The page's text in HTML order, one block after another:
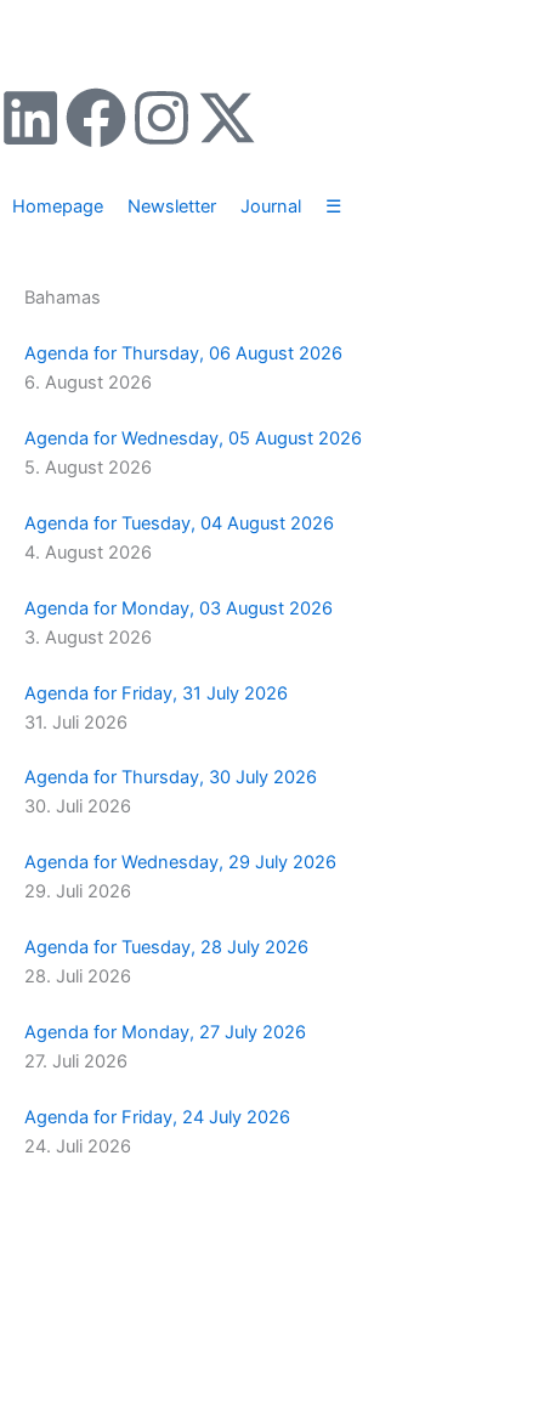
L
n
k
e
d
i
n
F
c
e
b
o
o
k
I
s
a
g
a
m
X
t
i
t
e
r
Homepage Newsletter Journal ☰
Bahamas
Agenda for Thursday, 06 August 2026
6. August 2026
Agenda for Wednesday, 05 August 2026
5. August 2026
Agenda for Tuesday, 04 August 2026
4. August 2026
Agenda for Monday, 03 August 2026
3. August 2026
Agenda for Friday, 31 July 2026
31. Juli 2026
Agenda for Thursday, 30 July 2026
30. Juli 2026
Agenda for Wednesday, 29 July 2026
29. Juli 2026
Agenda for Tuesday, 28 July 2026
28. Juli 2026
Agenda for Monday, 27 July 2026
27. Juli 2026
Agenda for Friday, 24 July 2026
24. Juli 2026